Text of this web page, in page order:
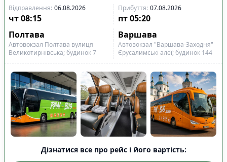
Відправлення: 06.08.2026 Прибуття: 07.08.2026
чт08:15 пт 05:20
Полтава
Варшава
Автовокзал Полтава вулиця
Великотирнівська; будинок 7
Автовокзал "Варшава-Заходня"
Єрусалимські алеї; будинок 144
Дізнатися все про рейс і його вартість: